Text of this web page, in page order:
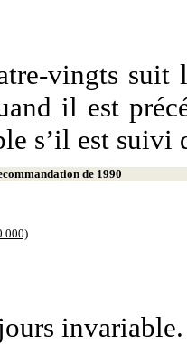
vingts suit
il est
s’il est suivi
de 1990
000)
invariable.